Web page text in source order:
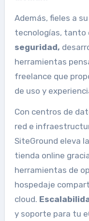
Además, fieles a
tecnologías, tanto
seguridad,
herramientas
freelance que
de uso y
Con centros de
red e
SiteGround eleva
tienda online
herramientas de
hospedaje
cloud.
y soporte para tu